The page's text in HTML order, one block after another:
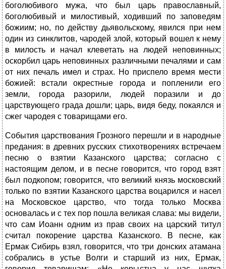
боголюбивого мужа, что был царь православный,
боголюбивый и милостивый, ходивший по заповедям
божиим; но, по действу дьявольскому, явился при нем
один из синклитов, чародей злой, который вошел к нему
в милость и начал клеветать на людей неповинных;
оскорбил царь неповинных различными печалями и сам
от них печаль имел и страх. Но приспело время мести
божией: встали окрестные города и попленили его
земли, города разорили, людей поразили и до
царствующего града дошли; царь, видя беду, покаялся и
сжег чародея с товарищами его.
События царствования Грозного перешли и в народные
предания: в древних русских стихотворениях встречаем
песню о взятии Казанского царства; согласно с
настоящим делом, и в песне говорится, что город взят
был подкопом; говорится, что великий князь московский
только по взятии Казанского царства воцарился и насел
на Московское царство, что тогда только Москва
основалась и с тех пор пошла великая слава: мы видели,
что сам Иоанн одним из прав своих на царский титул
считал покорение царства Казанского. В песне, как
Ермак Сибирь взял, говорится, что три донских атамана
собрались в устье Волги и старший из них, Ермак,